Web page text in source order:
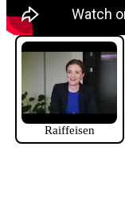
Raiffeisen